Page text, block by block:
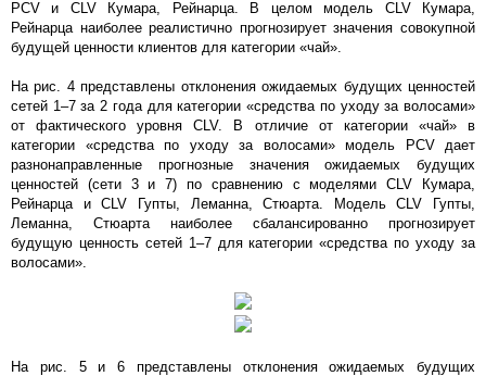
PCV и СLV Кумара, Рейнарца. В целом модель CLV Кумара,
Рейнарца наиболее реалистично прогнозирует значения совокупной
будущей ценности клиентов для категории «чай».
На рис. 4 представлены отклонения ожидаемых будущих ценностей
сетей 1–7 за 2 года для категории «средства по уходу за волосами»
от фактического уровня CLV. В отличие от категории «чай» в
категории «средства по уходу за волосами» модель PCV дает
разнонаправленные прогнозные значения ожидаемых будущих
ценностей (сети 3 и 7) по сравнению с моделями CLV Кумара,
Рейнарца и CLV Гупты, Леманна, Стюарта. Модель CLV Гупты,
Леманна, Стюарта наиболее сбалансированно прогнозирует
будущую ценность сетей 1–7 для категории «средства по уходу за
волосами».
На рис. 5 и 6 представлены отклонения ожидаемых будущих